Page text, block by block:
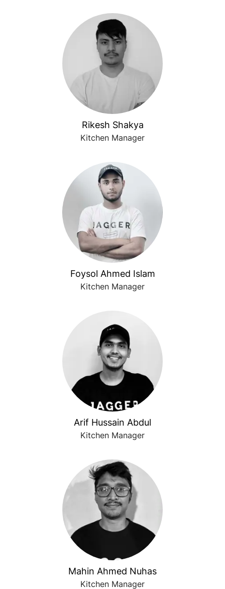
Rikesh Shakya
Kitchen Manager
Foysol Ahmed Islam
Kitchen Manager
Arif Hussain Abdul
Kitchen Manager
Mahin Ahmed Nuhas
Kitchen Manager